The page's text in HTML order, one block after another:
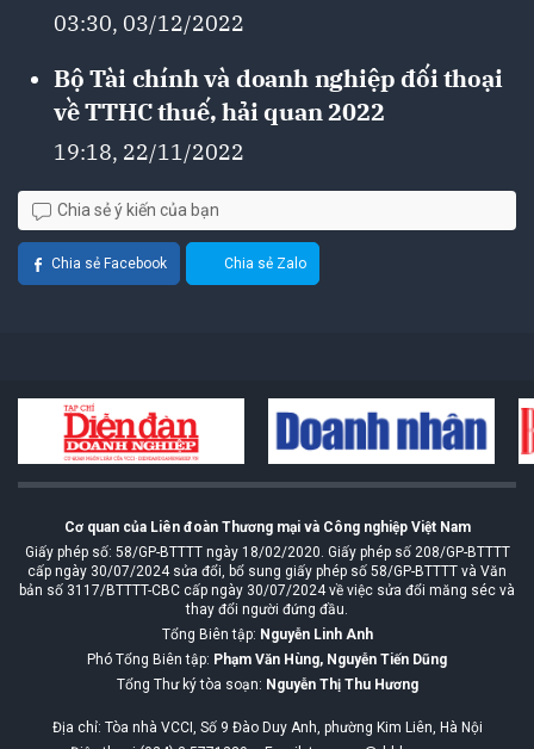
03:30, 03/12/2022
Bộ Tài chính và doanh nghiệp đối thoại
về TTHC thuế, hải quan 2022
19:18, 22/11/2022
Chia sẻ ý kiến của bạn
Chia sẻ Facebook Chia sẻ Zalo
Cơ quan của Liên đoàn Thương mại và Công nghiệp Việt Nam
Giấy phép số: 58/GP-BTTTT ngày 18/02/2020. Giấy phép số 208/GP-BTTTT
cấp ngày 30/07/2024 sửa đổi, bổ sung giấy phép số 58/GP-BTTTT và Văn
bản số 3117/BTTTT-CBC cấp ngày 30/07/2024 về việc sửa đổi măng séc và
thay đổi người đứng đầu.
Tổng Biên tập: Nguyễn Linh Anh
Phó Tổng Biên tập: Phạm Văn Hùng, Nguyễn Tiến Dũng
Tổng Thư ký tòa soạn: Nguyễn Thị Thu Hương
Địa chỉ: Tòa nhà VCCI, Số 9 Đào Duy Anh, phường Kim Liên, Hà Nội